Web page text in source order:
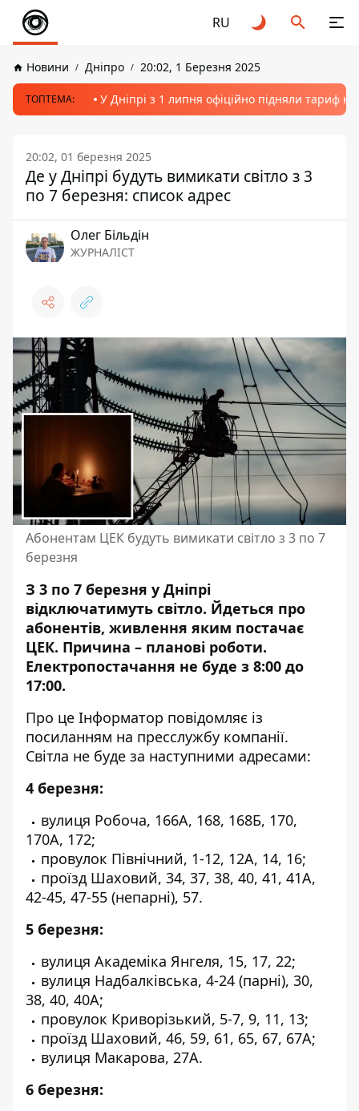
RU
Новини Дніпро 20:02, 1 Березня 2025
ТОПТЕМА: У Дніпрі з 1 липня офіційно підняли тариф
20:02, 01 березня 2025
Де у Дніпрі будуть вимикати світло з 3
по 7 березня: список адрес
Олег Більдін
ЖУРНАЛІСТ
Абонентам ЦЕК будуть вимикати світло з 3 по 7
березня
З 3 по 7 березня у Дніпрі
відключатимуть світло. Йдеться про
абонентів, живлення яким постачає
ЦЕК. Причина – планові роботи.
Електропостачання не буде з 8:00 до
17:00.
Про це Інформатор повідомляє із
посиланням на пресслужбу компанії.
Світла не буде за наступними адресами:
4 березня:
вулиця Робоча, 166А, 168, 168Б, 170,
170А, 172;
провулок Північний, 1-12, 12А, 14, 16;
проїзд Шаховий, 34, 37, 38, 40, 41, 41А,
42-45, 47-55 (непарні), 57.
5 березня:
вулиця Академіка Янгеля, 15, 17, 22;
вулиця Надбалківська, 4-24 (парні), 30,
38, 40, 40А;
провулок Криворізький, 5-7, 9, 11, 13;
проїзд Шаховий, 46, 59, 61, 65, 67, 67А;
вулиця Макарова, 27А.
6 березня: